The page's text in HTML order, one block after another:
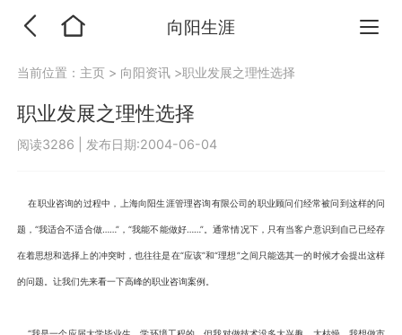
向阳生涯
当前位置： 主页 > 向阳资讯 >职业发展之理性选择
职业发展之理性选择
阅读3286 发布日期:2004-06-04
在职业咨询的过程中，上海向阳生涯管理咨询有限公司的职业顾问们经常被问到这样的问
题，“我适合不适合做……”，“我能不能做好……”。通常情况下，只有当客户意识到自己已经存
在着思想和选择上的冲突时，也往往是在“应该”和“理想”之间只能选其一的时候才会提出这样
的问题。让我们先来看一下高峰的职业咨询案例。